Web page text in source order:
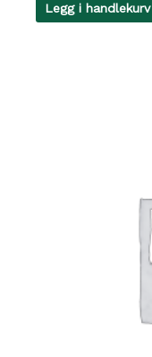
Legg i handlekurv